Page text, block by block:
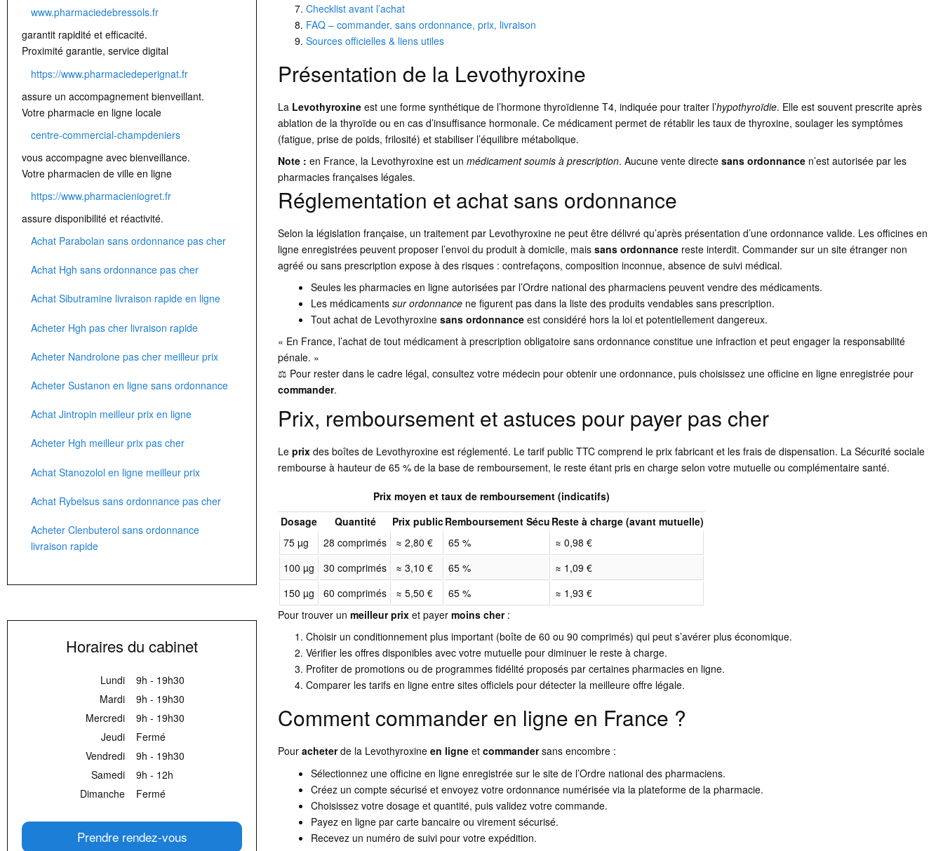
Checklist avant l’achat
FAQ – commander, sans ordonnance, prix, livraison
Sources officielles & liens utiles
Présentation de la Levothyroxine
La Levothyroxine est une forme synthétique de l’hormone thyroïdienne T4, indiquée pour traiter l’hypothyroïdie. Elle est souvent prescrite après
ablation de la thyroïde ou en cas d’insuffisance hormonale. Ce médicament permet de rétablir les taux de thyroxine, soulager les symptômes
(fatigue, prise de poids, frilosité) et stabiliser l’équilibre métabolique.
Note : en France, la Levothyroxine est unmédicament soumis à prescription. Aucune vente directesans ordonnance n’est autorisée par les
pharmacies françaises légales.
Réglementation et achat sans ordonnance
Selon la législation française, un traitement par Levothyroxine ne peut être délivré qu’après présentation d’une ordonnance valide. Les officines en
ligne enregistrées peuvent proposer l’envoi du produit à domicile, maissans ordonnance reste interdit. Commander sur un site étranger non
agréé ou sans prescription expose à des risques : contrefaçons, composition inconnue, absence de suivi médical.
Seules les pharmacies en ligne autorisées par l’Ordre national des pharmaciens peuvent vendre des médicaments.
Les médicamentssur ordonnance ne figurent pas dans la liste des produits vendables sans prescription.
Tout achat de Levothyroxinesans ordonnance est considéré hors la loi et potentiellement dangereux.
« En France, l’achat de tout médicament à prescription obligatoire sans ordonnance constitue une infraction et peut engager la responsabilité
pénale. »
⚖️ Pour rester dans le cadre légal, consultez votre médecin pour obtenir une ordonnance, puis choisissez une officine en ligne enregistrée pour
commander.
Prix, remboursement et astuces pour payer pas cher
Leprix des boîtes de Levothyroxine est réglementé. Le tarif public TTC comprend le prix fabricant et les frais de dispensation. La Sécurité sociale
rembourse à hauteur de 65 % de la base de remboursement, le reste étant pris en charge selon votre mutuelle ou complémentaire santé.
Prix moyen et taux de remboursement (indicatifs)
Dosage
Quantité Prix publicRemboursement Sécu Reste à charge (avant mutuelle)
75 µg
28 comprimés ≈ 2,80 € 65 %
≈ 0,98 €
100 µg
30 comprimés ≈ 3,10 € 65 %
≈ 1,09 €
150 µg
60 comprimés ≈ 5,50 € 65 %
≈ 1,93 €
Pour trouver unmeilleur prix et payermoins cher:
Choisir un conditionnement plus important (boîte de 60 ou 90 comprimés) qui peut s’avérer plus économique.
Vérifier les offres disponibles avec votre mutuelle pour diminuer le reste à charge.
Profiter de promotions ou de programmes fidélité proposés par certaines pharmacies en ligne.
Comparer les tarifs en ligne entre sites officiels pour détecter la meilleure offre légale.
Comment commander en ligne en France ?
Pouracheterde la Levothyroxineen ligne etcommandersans encombre :
Sélectionnez une officine en ligne enregistrée sur le site de l’Ordre national des pharmaciens.
Créez un compte sécurisé et envoyez votre ordonnance numérisée via la plateforme de la pharmacie.
Choisissez votre dosage et quantité, puis validez votre commande.
Payez en ligne par carte bancaire ou virement sécurisé.
Recevez un numéro de suivi pour votre expédition.
www.pharmaciedebressols.fr
garantit rapidité et efficacité.
Proximité garantie, service digital
https://www.pharmaciedeperignat.fr
assure un accompagnement bienveillant.
Votre pharmacie en ligne locale
centre-commercial-champdeniers
vous accompagne avec bienveillance.
Votre pharmacien de ville en ligne
https://www.pharmacieniogret.fr
assure disponibilité et réactivité.
Achat Parabolan sans ordonnance pas cher
Achat Hgh sans ordonnance pas cher
Achat Sibutramine livraison rapide en ligne
Acheter Hgh pas cher livraison rapide
Acheter Nandrolone pas cher meilleur prix
Acheter Sustanon en ligne sans ordonnance
Achat Jintropin meilleur prix en ligne
Acheter Hgh meilleur prix pas cher
Achat Stanozolol en ligne meilleur prix
Achat Rybelsus sans ordonnance pas cher
Acheter Clenbuterol sans ordonnance
livraison rapide
Horaires du cabinet
Lundi
9h - 19h30
Mardi
9h - 19h30
Mercredi
9h - 19h30
Jeudi
Fermé
Vendredi
9h - 19h30
Samedi
9h - 12h
Dimanche
Fermé
Prendre rendez-vous